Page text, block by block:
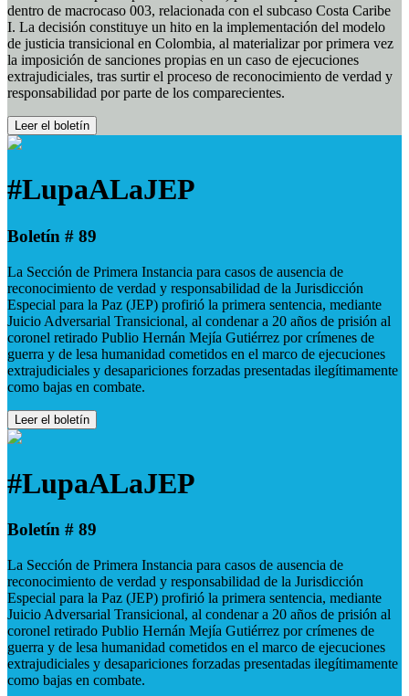
dentro de macrocaso 003, relacionada con el subcaso Costa Caribe
I. La decisión constituye un hito en la implementación del modelo
de justicia transicional en Colombia, al materializar por primera vez
la imposición de sanciones propias en un caso de ejecuciones
extrajudiciales, tras surtir el proceso de reconocimiento de verdad y
responsabilidad por parte de los comparecientes.
Leer el boletín
#LupaALaJEP
Boletín # 89
La Sección de Primera Instancia para casos de ausencia de
reconocimiento de verdad y responsabilidad de la Jurisdicción
Especial para la Paz (JEP) profirió la primera sentencia, mediante
Juicio Adversarial Transicional, al condenar a 20 años de prisión al
coronel retirado Publio Hernán Mejía Gutiérrez por crímenes de
guerra y de lesa humanidad cometidos en el marco de ejecuciones
extrajudiciales y desapariciones forzadas presentadas ilegítimamente
como bajas en combate.
Leer el boletín
#LupaALaJEP
Boletín # 89
La Sección de Primera Instancia para casos de ausencia de
reconocimiento de verdad y responsabilidad de la Jurisdicción
Especial para la Paz (JEP) profirió la primera sentencia, mediante
Juicio Adversarial Transicional, al condenar a 20 años de prisión al
coronel retirado Publio Hernán Mejía Gutiérrez por crímenes de
guerra y de lesa humanidad cometidos en el marco de ejecuciones
extrajudiciales y desapariciones forzadas presentadas ilegítimamente
como bajas en combate.